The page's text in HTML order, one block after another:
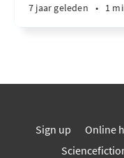
7 jaar geleden • 1
Sign up
Online